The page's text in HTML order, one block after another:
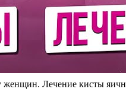
Лечение кисты